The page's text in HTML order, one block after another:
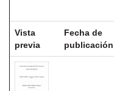
Vista
previa
Fecha de
publicación